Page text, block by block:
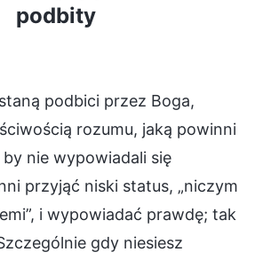
podbity
podbici przez Boga,
rozumu, jaką powinni
nie wypowiadali się
przyjąć niski status, „niczym
i wypowiadać prawdę; tak
gdy niesiesz